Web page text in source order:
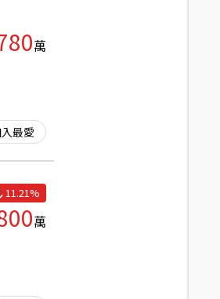
萬
最愛
11.21%
萬